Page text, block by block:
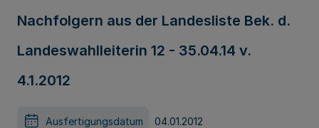
Nachfolgern aus der Landesliste Bek. d.
Landeswahlleiterin 12 - 35.04.14 v.
4.1.2012
Ausfertigungsdatum 04.01.2012